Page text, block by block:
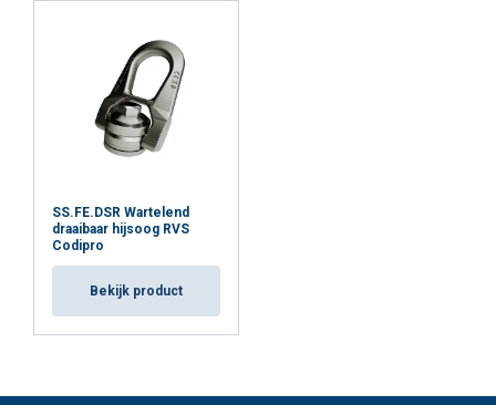
SS.FE.DSR Wartelend
draaibaar hijsoog RVS
Codipro
Bekijk product